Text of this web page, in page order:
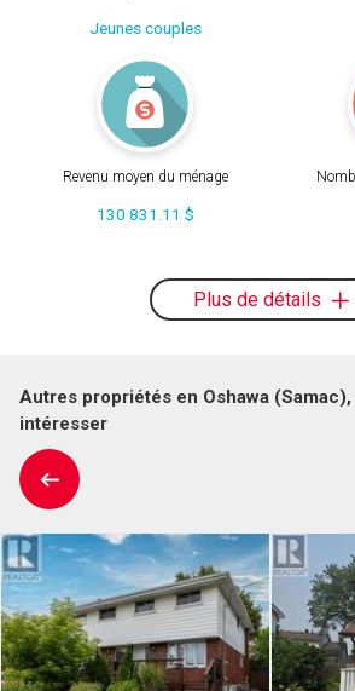
Jeunes couples
Revenu moyen du ménage
130 831.11 $
Plus de détails
Autres propriétés en Oshawa (Samac),
intéresser